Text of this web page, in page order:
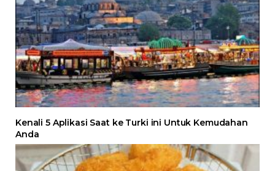
Kenali 5 Aplikasi Saat ke Turki ini Untuk Kemudahan
Anda